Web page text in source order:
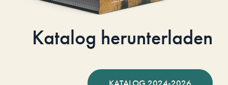
Katalog herunterladen